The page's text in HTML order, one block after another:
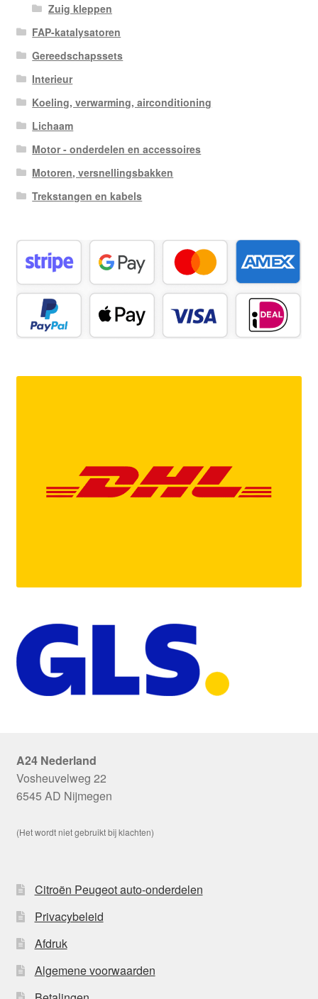
Zuig kleppen
FAP-katalysatoren
Gereedschapssets
Interieur
Koeling, verwarming, airconditioning
Lichaam
Motor - onderdelen en accessoires
Motoren, versnellingsbakken
Trekstangen en kabels
A24 Nederland
Vosheuvelweg 22
6545 AD Nijmegen
(Het wordt niet gebruikt bij klachten)
Citroën Peugeot auto-onderdelen
Privacybeleid
Afdruk
Algemene voorwaarden